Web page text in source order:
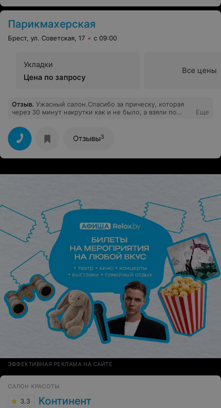
Парикмахерская
Брест, ул. Советская, 17 с 09:00
Укладки
Цена по запросу
Все цены
Отзыв. Ужасный салон.Спасибо за прическу, которая
через 30 минут накрутки как и не было, а взяли по
Еще
Отзывы3
ЭФФЕКТИВНАЯ РЕКЛАМА НА САЙТЕ
САЛОН КРАСОТЫ
3.3 Континент